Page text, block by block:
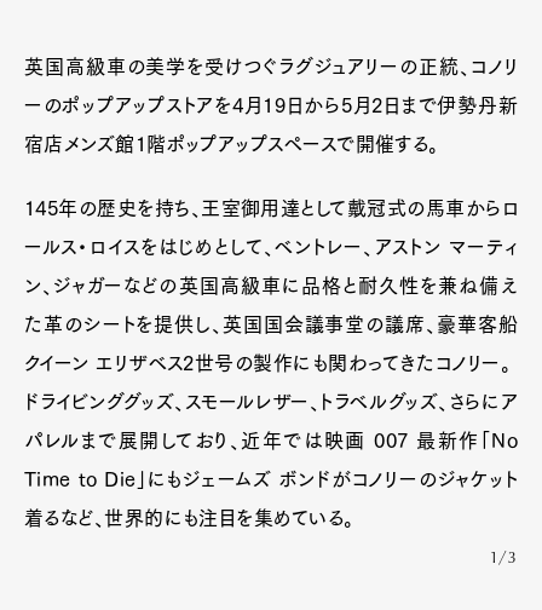
英国高級車の美学を受けつぐラグジュアリーの正統、
コノリーのポップアップストアを4月19日から5月2日
まで伊勢丹新宿店メンズ館1階ポップアップスペースで
145年の歴史を持ち、王室御用達として戴冠式の馬車か
らロールス・ロイスをはじめとして、ベントレー、ア
ストン マーティン、ジャガーなどの英国高級車に品格
と耐久性を兼ね備えた革のシートを提供し、英国国会
議事堂の議席、豪華客船クイーン エリザベス2世号の
製作にも関わってきたコノリー。
ドライビンググッズ、スモールレザー、トラベルグッ
ズ、さらにアパレルまで展開しており、近年では映画
007 最新作「No Time to Die」にもジェームズ ボンド